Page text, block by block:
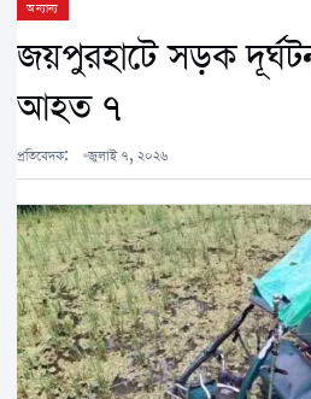
অন্যান্য
জয়পুরহাটে সড়ক
আহত ৭
প্রতিবেদক: জুলাই ৭, ২০২৬